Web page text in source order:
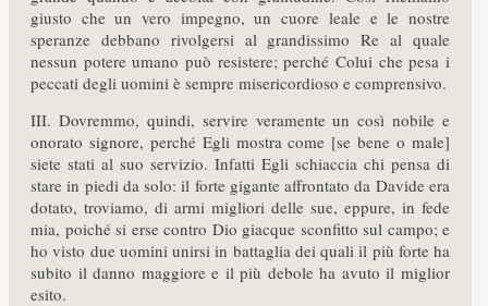
giusto che un vero impegno, un cuore leale e le nostre
speranze debbano rivolgersi al grandissimo Re al quale
nessun potere umano può resistere; perché Colui che pesa i
peccati degli uomini è sempre misericordioso e comprensivo.
III. Dovremmo, quindi, servire veramente un così nobile e
onorato signore, perché Egli mostra come [se bene o male]
siete stati al suo servizio. Infatti Egli schiaccia chi pensa di
stare in piedi da solo: il forte gigante affrontato da Davide era
dotato, troviamo, di armi migliori delle sue, eppure, in fede
mia, poiché si erse contro Dio giacque sconfitto sul campo; e
ho visto due uomini unirsi in battaglia dei quali il più forte ha
subito il danno maggiore e il più debole ha avuto il miglior
esito.